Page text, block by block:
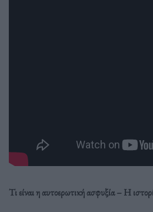
Τι είναι η αυτοερωτική ασφυξία – Η